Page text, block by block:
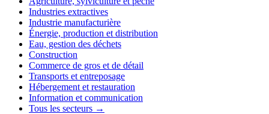
Industries extractives
Industrie manufacturière
Énergie, production et distribution
Eau, gestion des déchets
Construction
Commerce de gros et de détail
Transports et entreposage
Hébergement et restauration
Information et communication
Tous les secteurs →